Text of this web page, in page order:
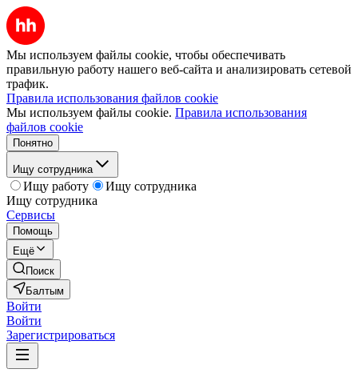
Мы используем файлы cookie, чтобы обеспечивать
правильную работу нашего веб-сайта и анализировать сетевой
трафик.
Правила использования файлов cookie
Мы используем файлы cookie. Правила использования
файлов cookie
Понятно
Ищу сотрудника
Ищу работу
Ищу сотрудника
Ищу сотрудника
Сервисы
Помощь
Ещё
Поиск
Балтым
Войти
Войти
Зарегистрироваться